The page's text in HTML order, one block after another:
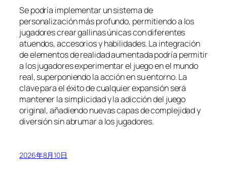
Se podría implementar un sistema de
personalización más profundo, permitiendo a los
jugadores crear gallinas únicas con diferentes
atuendos, accesorios y habilidades. La integración
de elementos de realidad aumentada podría permitir
a los jugadores experimentar el juego en el mundo
real, superponiendo la acción en su entorno. La
clave para el éxito de cualquier expansión será
mantener la simplicidad y la adicción del juego
original, añadiendo nuevas capas de complejidad y
diversión sin abrumar a los jugadores.
2026年8月10日